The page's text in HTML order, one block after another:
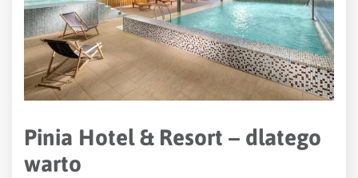
Pinia Hotel & Resort – dlatego
warto